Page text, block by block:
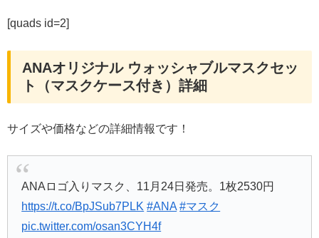
[quads id=2]
ANAオリジナル ウォッシャブルマスクセッ
ト（マスクケース付き）詳細
サイズや価格などの詳細情報です！
ANAロゴ入りマスク、11月24日発売。1枚2530円
https://t.co/BpJSub7PLK #ANA #マスク
pic.twitter.com/osan3CYH4f